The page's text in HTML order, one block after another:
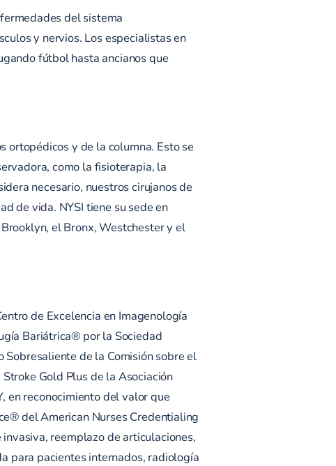
del sistema
y nervios. Los especialistas en
fútbol hasta ancianos que
ortopédicos y de la columna. Esto se
como la fisioterapia, la
necesario, nuestros cirujanos de
de vida. NYSI tiene su sede en
el Bronx, Westchester y el
de Excelencia en Imagenología
Bariátrica® por la Sociedad
de la Comisión sobre el
Gold Plus de la Asociación
en reconocimiento del valor que
del American Nurses Credentialing
reemplazo de articulaciones,
para pacientes internados, radiología